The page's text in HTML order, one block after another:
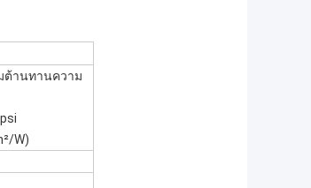
ต้านทานความ
W)